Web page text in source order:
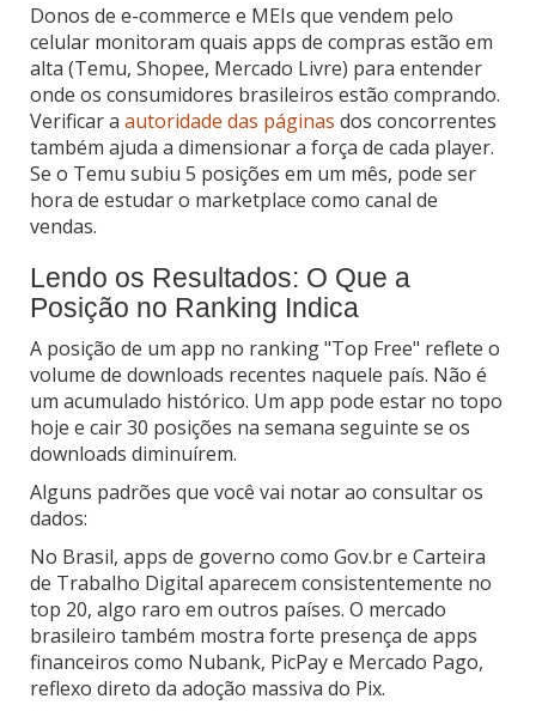
Donos de e-commerce e MEIs que vendem pelo
celular monitoram quais apps de compras estão em
alta (Temu, Shopee, Mercado Livre) para entender
onde os consumidores brasileiros estão comprando.
Verificar a autoridade das páginas dos concorrentes
também ajuda a dimensionar a força de cada player.
Se o Temu subiu 5 posições em um mês, pode ser
hora de estudar o marketplace como canal de
vendas.
Lendo os Resultados: O Que a
Posição no Ranking Indica
A posição de um app no ranking "Top Free" reflete o
volume de downloads recentes naquele país. Não é
um acumulado histórico. Um app pode estar no topo
hoje e cair 30 posições na semana seguinte se os
downloads diminuírem.
Alguns padrões que você vai notar ao consultar os
dados:
No Brasil, apps de governo como Gov.br e Carteira
de Trabalho Digital aparecem consistentemente no
top 20, algo raro em outros países. O mercado
brasileiro também mostra forte presença de apps
financeiros como Nubank, PicPay e Mercado Pago,
reflexo direto da adoção massiva do Pix.